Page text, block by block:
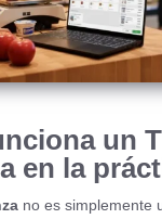
un
en la
no es simplemente